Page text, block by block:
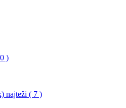
)
najteži ( 7 )